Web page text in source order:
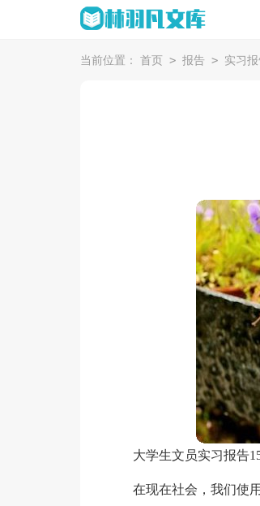
当前位置： 首页 > 报告 > 实习
大学生文员实习报告
在现在社会，我们使